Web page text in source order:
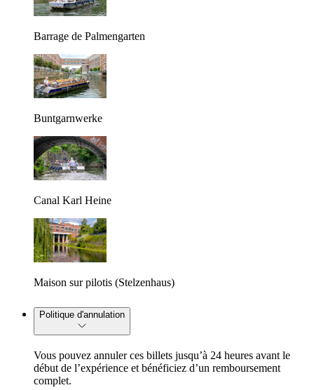
Barrage de Palmengarten
Buntgarnwerke
Canal Karl Heine
Maison sur pilotis (Stelzenhaus)
Politique d'annulation
Vous pouvez annuler ces billets jusqu’à 24 heures avant le
début de l’expérience et bénéficiez d’un remboursement
complet.